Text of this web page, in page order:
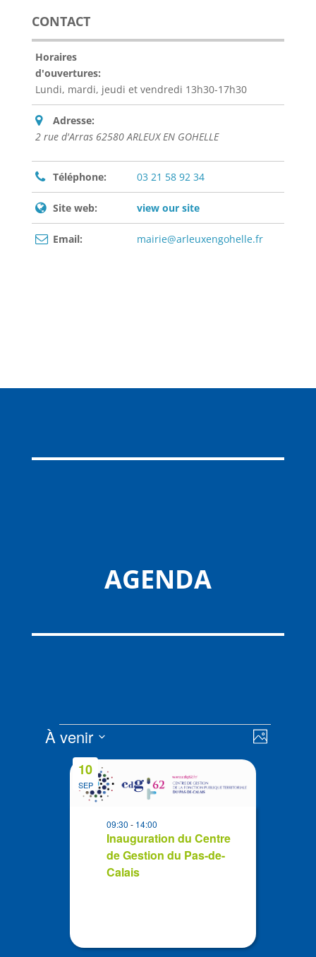
CONTACT
Horaires
d'ouvertures:
Lundi, mardi, jeudi et vendredi 13h30-17h30
Adresse:
2 rue d'Arras 62580 ARLEUX EN GOHELLE
Téléphone: 03 21 58 92 34
Site web: view our site
Email: mairie@arleuxengohelle.fr
AGENDA
Évènements de
Photo
À venir
Sélectionnez
List
events
SEP
10
Inauguration du Centre
de Gestion du Pas-de-
Calais
09:30- 14:00